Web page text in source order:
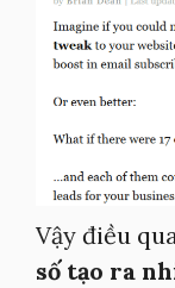
Vậy điều
số tạo ra